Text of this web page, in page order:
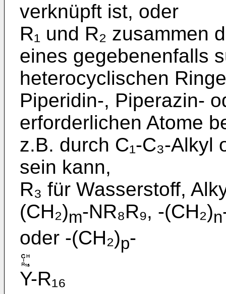
verknüpft ist, oder
R₁ und R₂ zusammen
eines gegebenenfalls
heterocyclischen
Piperidin-, Pipe­razin-
erforderlichen Atome
z.B. durch C₁-­C₃-
sein kann,
R₃ für Wasserstoff,
(CH₂)m-NR₈R₉, -(CH₂)n
oder -(CH₂)p-
Y-R₁₆